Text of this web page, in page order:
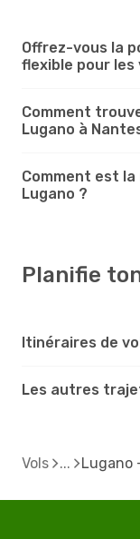
Offrez-vous la
flexible pour les
Comment
Lugano à
Comment est
Lugano ?
Planifie
Itinéraires de
Les autres
Vols Lugano